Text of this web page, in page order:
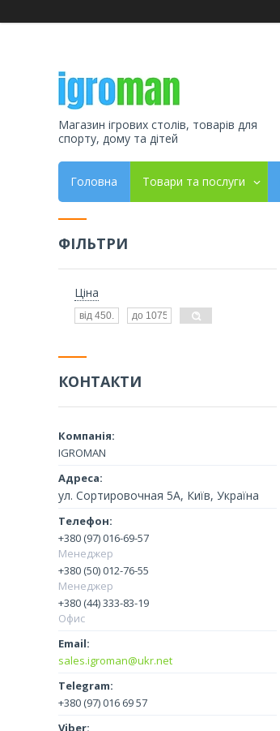
Магазин ігрових столів, товарів для
спорту, дому та дітей
Головна Товари та послуги
ФІЛЬТРИ
Ціна
КОНТАКТИ
IGROMAN
ул. Сортировочная 5А, Київ, Україна
+380 (97) 016-69-57
Менеджер
+380 (50) 012-76-55
Менеджер
+380 (44) 333-83-19
Офис
sales.igroman@ukr.net
+380 (97) 016 69 57